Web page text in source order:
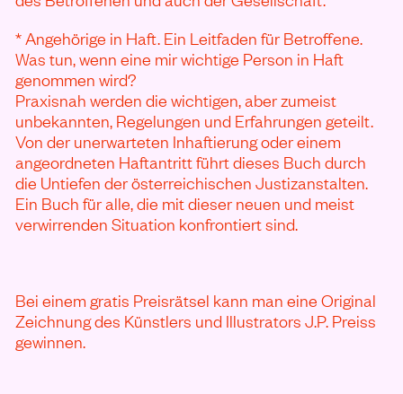
* Angehörige in Haft. Ein Leitfaden für Betroffene.
Was tun, wenn eine mir wichtige Person in Haft
genommen wird?
Praxisnah werden die wichtigen, aber zumeist
unbekannten, Regelungen und Erfahrungen geteilt.
Von der unerwarteten Inhaftierung oder einem
angeordneten Haftantritt führt dieses Buch durch
die Untiefen der österreichischen Justizanstalten.
Ein Buch für alle, die mit dieser neuen und meist
verwirrenden Situation konfrontiert sind.
Bei einem gratis Preisrätsel kann man eine Original
Zeichnung des Künstlers und Illustrators J.P. Preiss
gewinnen.